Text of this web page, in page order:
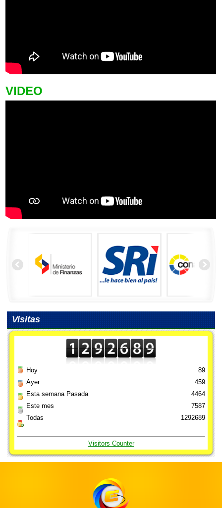
VIDEO
Visitas
Hoy
Ayer
Esta semana Pasada
Este mes
Todas
89
459
4464
7587
1292689
Visitors Counter